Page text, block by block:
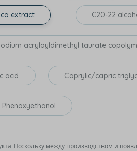
extract C20-22
acryloyldimethyl taurate
acid Caprylic/capric
Phenoxyethanol
Поскольку между производством и